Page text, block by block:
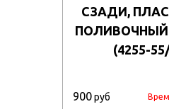
СЗАДИ,
(4255-
900руб